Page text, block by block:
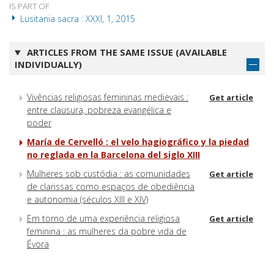
IS PART OF
Lusitania sacra : XXXI, 1, 2015
ARTICLES FROM THE SAME ISSUE (AVAILABLE
INDIVIDUALLY)
Vivências religiosas femininas medievais :
entre clausura, pobreza evangélica e
poder
Get article
María de Cervelló : el velo hagiográfico y la piedad
no reglada en la Barcelona del siglo XIII
Mulheres sob custódia : as comunidades
de clarissas como espaços de obediência
e autonomia (séculos XIII e XIV)
Get article
Em torno de uma experiência religiosa
feminina : as mulheres da pobre vida de
Évora
Get article